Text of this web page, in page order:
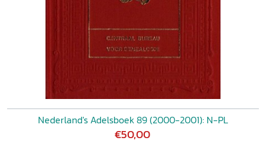
Nederland's Adelsboek 89 (2000-2001): N-PL
€50,00